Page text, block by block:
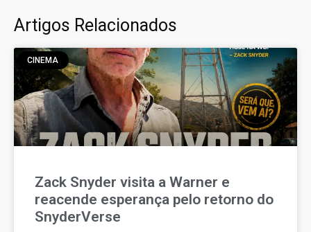
Artigos Relacionados
CINEMA
Zack Snyder visita a Warner e
reacende esperança pelo retorno do
SnyderVerse